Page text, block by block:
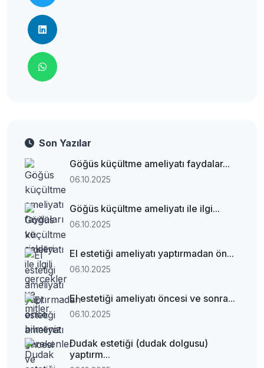
Son Yazılar
Göğüs küçültme ameliyatı faydalar...
06.10.2025
Göğüs küçültme ameliyatı ile ilgi...
06.10.2025
El estetiği ameliyatı yaptırmadan ön...
06.10.2025
El estetiği ameliyatı öncesi ve sonra...
06.10.2025
Dudak estetiği (dudak dolgusu)
yaptırm...